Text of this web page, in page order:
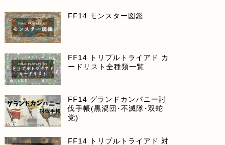
FF14 モンスター図鑑
FF14 トリプルトライアド カ
ードリスト全種類一覧
FF14 グランドカンパニー討
伐手帳(黒渦団･不滅隊･双蛇
党)
FF14 トリプルトライアド 対